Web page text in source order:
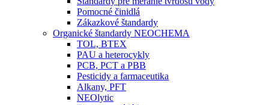
Pomocné činidlá
Zákazkové štandardy
Organické štandardy NEOCHEMA
TOL, BTEX
PAU a heterocykly
PCB, PCT a PBB
Pesticidy a farmaceutika
Alkany, PFT
NEOlytic